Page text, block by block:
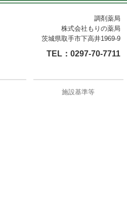
調剤薬局
株式会社もりの薬局
茨城県取手市下高井1969-9
TEL： 0297-70-7711
施設基準等